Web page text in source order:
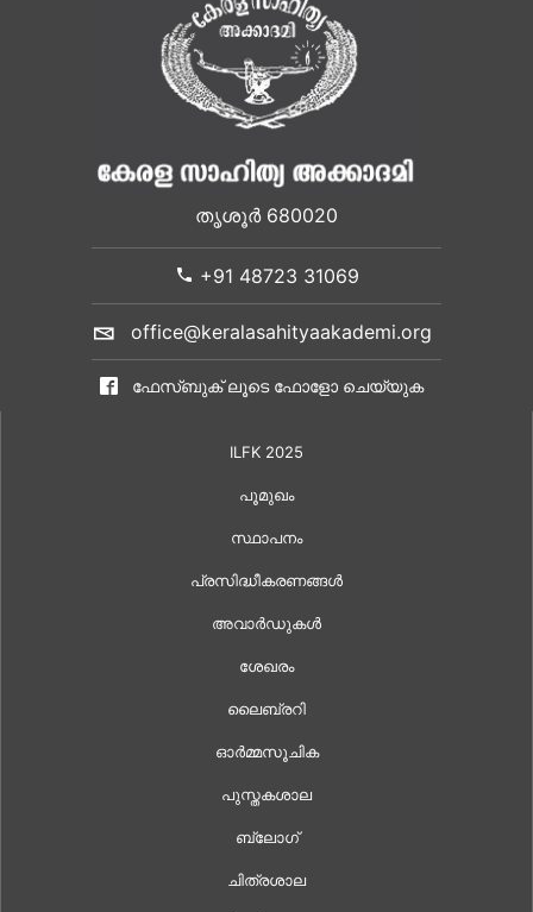
തൃശൂർ 680020
+91 48723 31069
office@keralasahityaakademi.org
ഫേസ്ബുക് ലൂടെ ഫോളോ ചെയ്യുക
ILFK 2025
പൂമുഖം
സ്ഥാപനം
പ്രസിദ്ധീകരണങ്ങൾ
അവാർഡുകൾ
ശേഖരം
ലൈബ്രറി
ഓർമ്മസൂചിക
പുസ്തകശാല
ബ്ലോഗ്
ചിത്രശാല